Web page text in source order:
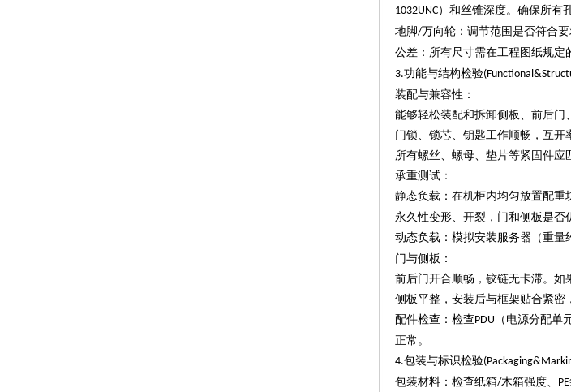
1032UNC）和丝锥深度。确保所有
地脚/万向轮：调节范围是否符合要
公差：所有尺寸需在工程图纸规定
3.功能与结构检验
装配与兼容性：
能够轻松装配和拆卸侧板、前后门
门锁、锁芯、钥匙工作顺畅，互开
所有螺丝、螺母、垫片等紧固件应
承重测试：
静态负载：在机柜内均匀放置配重
永久性变形、开裂，门和侧板是否
动态负载：模拟安装服务器（重量
门与侧板：
前后门开合顺畅，铰链无卡滞。如
侧板平整，安装后与框架贴合紧密
配件检查：检查PDU （电源分配
正常。
4.包装与标识检验
包装材料：检查纸箱/木箱强度、 PE